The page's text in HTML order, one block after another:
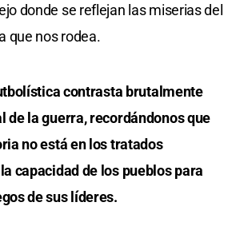
donde se reflejan las miserias del
que nos rodea.
contrasta brutalmente
de la guerra, recordándonos que
no está en los tratados
capacidad de los pueblos para
de sus líderes.